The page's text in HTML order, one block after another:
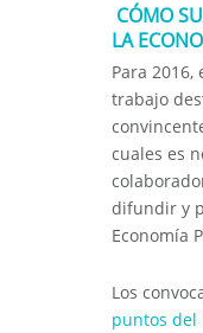
CÓMO
LA
Para 2016,
trabajo
cuales es
difundir y
Economía
Los
puntos del